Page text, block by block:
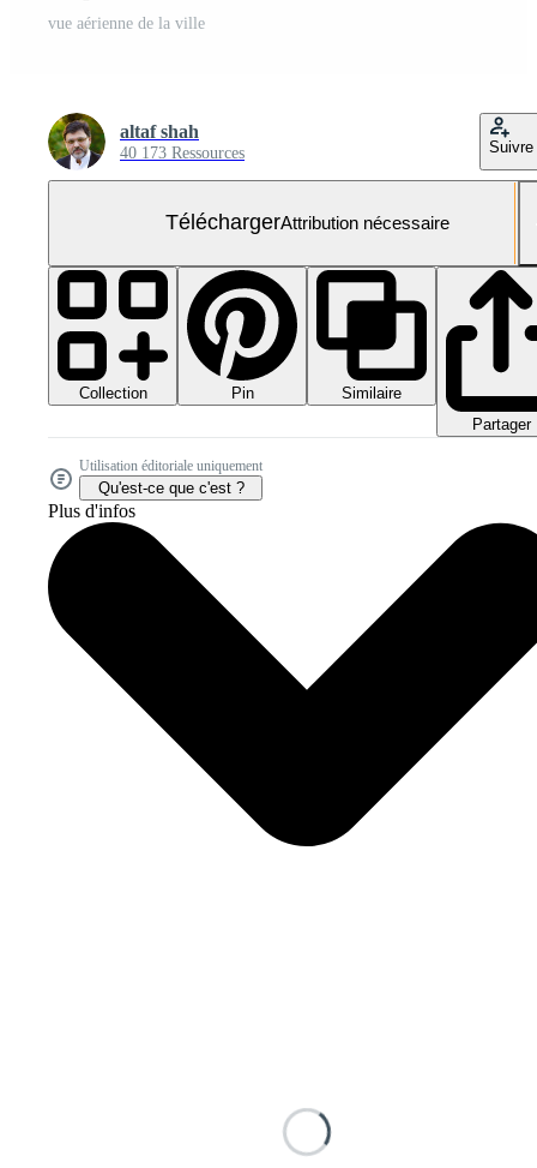
vue aérienne de la ville
altaf shah
40 173 Ressources Suivre
TéléchargerAttribution nécessaire
Collection Pin
Similaire
Partager
Utilisation éditoriale uniquement
Qu'est-ce que c'est ?
Plus d'infos